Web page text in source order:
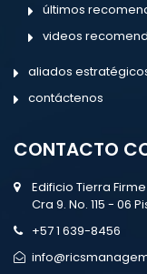
últimos
videos
aliados
contáctenos
CONTACTO
Edificio Tierra
Cra 9. No. 115 - 06
+57 1 639-8456